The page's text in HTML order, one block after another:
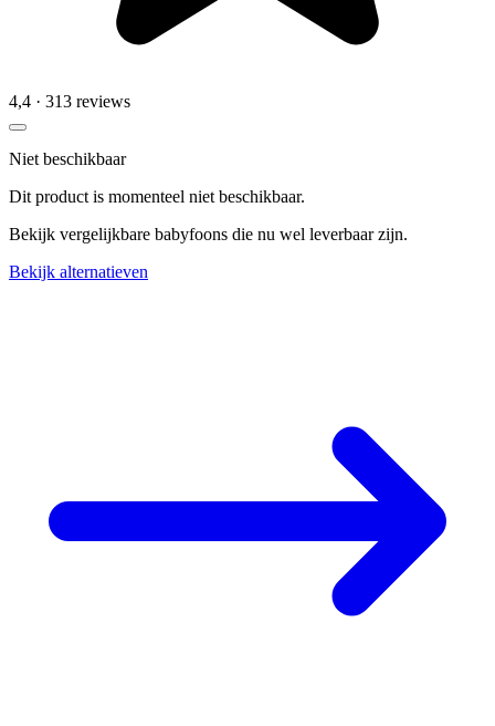
4,4 · 313 reviews
Niet beschikbaar
Dit product is momenteel niet beschikbaar.
Bekijk vergelijkbare babyfoons die nu wel leverbaar zijn.
Bekijk alternatieven